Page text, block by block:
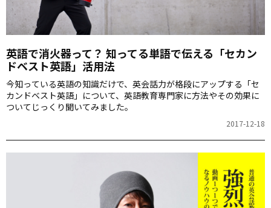
英語で消火器って？ 知ってる単語で伝える「セカン
ドベスト英語」活用法
今知っている英語の知識だけで、英会話力が格段にアップする「セ
カンドベスト英語」について、英語教育専門家に方法やその効果に
ついてじっくり聞いてみました。
2017-12-18